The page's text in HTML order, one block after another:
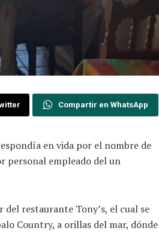
Compartir en WhatsApp
en vida por el nombre de
personal empleado del un
restaurante Tony’s, el cual se
Country, a orillas del mar, dónde